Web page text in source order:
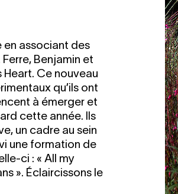
en associant des
Benjamin et
Heart. Ce nouveau
qu’ils ont
à émerger et
cette année. Ils
un cadre au sein
une formation de
ci : « All my
». Éclaircissons le